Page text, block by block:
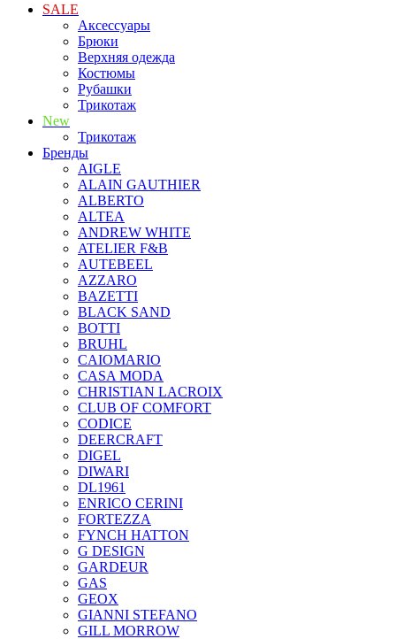
SALE
Аксессуары
Брюки
Верхняя одежда
Костюмы
Рубашки
Трикотаж
New
Трикотаж
Бренды
AIGLE
ALAIN GAUTHIER
ALBERTO
ALTEA
ANDREW WHITE
ATELIER F&B
AUTEBEEL
AZZARO
BAZETTI
BLACK SAND
BOTTI
BRUHL
CAIOMARIO
CASA MODA
CHRISTIAN LACROIX
CLUB OF COMFORT
CODICE
DEERCRAFT
DIGEL
DIWARI
DL1961
ENRICO CERINI
FORTEZZA
FYNCH HATTON
G DESIGN
GARDEUR
GAS
GEOX
GIANNI STEFANO
GILL MORROW